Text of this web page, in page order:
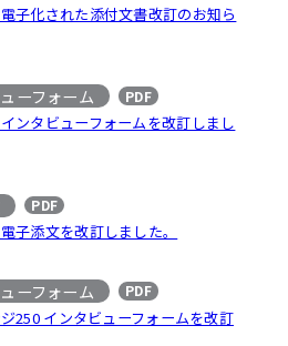
子化された添付文書改訂のお知ら
ーフォーム PDF
ンタビューフォームを改訂しまし
PDF
添文を改訂しました。
ーフォーム PDF
250 インタビューフォームを改訂